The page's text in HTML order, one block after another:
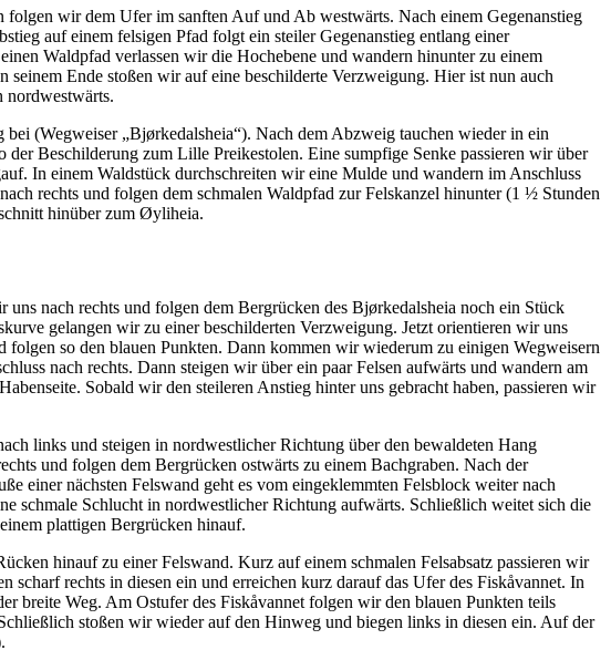
wir dem Ufer im sanften Auf und Ab westwärts. Nach einem Gegenanstieg
auf einem felsigen Pfad folgt ein steiler Gegenanstieg entlang einer
Waldpfad verlassen wir die Hochebene und wandern hinunter zu einem
Ende stoßen wir auf eine beschilderte Verzweigung. Hier ist nun auch
nordwestwärts.
(Wegweiser „Bjørkedalsheia“). Nach dem Abzweig tauchen wieder in ein
Beschilderung zum Lille Preikestolen. Eine sumpfige Senke passieren wir über
In einem Waldstück durchschreiten wir eine Mulde und wandern im Anschluss
rechts und folgen dem schmalen Waldpfad zur Felskanzel hinunter (1 ½ Stunden
hinüber zum Øyliheia.
nach rechts und folgen dem Bergrücken des Bjørkedalsheia noch ein Stück
gelangen wir zu einer beschilderten Verzweigung. Jetzt orientieren wir uns
so den blauen Punkten. Dann kommen wir wiederum zu einigen Wegweisern
nach rechts. Dann steigen wir über ein paar Felsen aufwärts und wandern am
Sobald wir den steileren Anstieg hinter uns gebracht haben, passieren wir
links und steigen in nordwestlicher Richtung über den bewaldeten Hang
und folgen dem Bergrücken ostwärts zu einem Bachgraben. Nach der
einer nächsten Felswand geht es vom eingeklemmten Felsblock weiter nach
schmale Schlucht in nordwestlicher Richtung aufwärts. Schließlich weitet sich die
plattigen Bergrücken hinauf.
hinauf zu einer Felswand. Kurz auf einem schmalen Felsabsatz passieren wir
rechts in diesen ein und erreichen kurz darauf das Ufer des Fiskåvannet. In
breite Weg. Am Ostufer des Fiskåvannet folgen wir den blauen Punkten teils
stoßen wir wieder auf den Hinweg und biegen links in diesen ein. Auf der